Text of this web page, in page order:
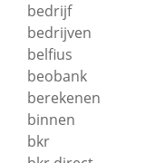
bedrijf
bedrijven
belfius
beobank
berekenen
binnen
bkr